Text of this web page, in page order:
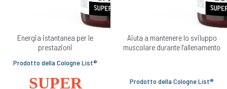
Energia istantanea per le
prestazioni
Prodotto della Cologne List®
SUPER
Aiuta a mantenere lo sviluppo
muscolare durante l'allenamento
Prodotto della Cologne List®